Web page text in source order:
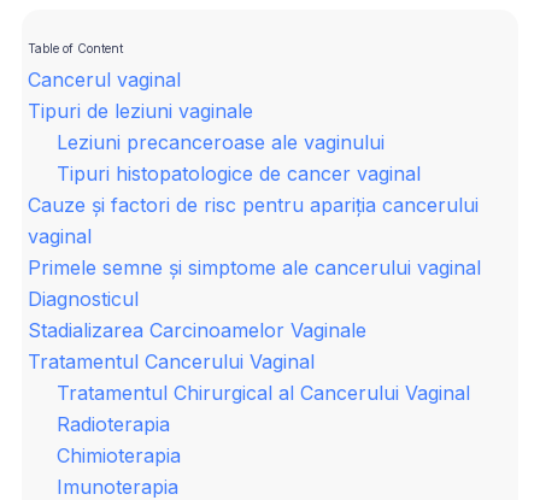
Table of Content
Cancerul vaginal
Tipuri de leziuni vaginale
Leziuni precanceroase ale vaginului
Tipuri histopatologice de cancer vaginal
Cauze și factori de risc pentru apariția cancerului
vaginal
Primele semne și simptome ale cancerului vaginal
Diagnosticul
Stadializarea Carcinoamelor Vaginale
Tratamentul Cancerului Vaginal
Tratamentul Chirurgical al Cancerului Vaginal
Radioterapia
Chimioterapia
Imunoterapia